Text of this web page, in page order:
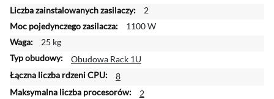
i
2
1100 W
25 kg
Obudowa Rack 1U
8
2